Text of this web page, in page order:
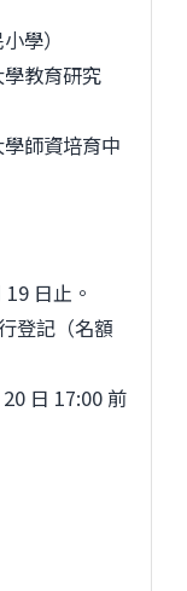
學）
教育研究
師資培育中
日止。
登記（名額
日 17:00 前